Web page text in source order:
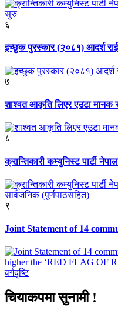
६
इच्छुक पुरस्कार (२०८१) आदर्श
७
शाश्वत आकृति लिएर एउटा मानक
८
क्रान्तिकारी कम्युनिस्ट पार्टी
९
Joint Statement of 14
वर्गदृष्टि
चियाकपमा सुनामी !